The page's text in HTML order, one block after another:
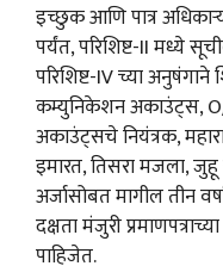
इच्छुक आणि पात्र
पर्यंत, परिशिष्ट-II मध्ये
परिशिष्ट-IV च्या
कम्युनिकेशन अकाउंट्स,
अकाउंट्सचे नियंत्रक,
इमारत, तिसरा मजला,
अर्जासोबत मागील तीन
दक्षता मंजुरी
पाहिजेत.